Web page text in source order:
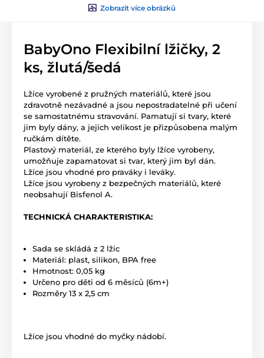
Zobrazit více obrázků
BabyOno Flexibilní lžičky, 2
ks, žlutá/šedá
Lžíce vyrobené z pružných materiálů, které jsou
zdravotně nezávadné a jsou nepostradatelné při učení
se samostatnému stravování. Pamatují si tvary, které
jim byly dány, a jejich velikost je přizpůsobena malým
ručkám dítěte.
Plastový materiál, ze kterého byly lžíce vyrobeny,
umožňuje zapamatovat si tvar, který jim byl dán.
Lžíce jsou vhodné pro praváky i leváky.
Lžíce jsou vyrobeny z bezpečných materiálů, které
neobsahují Bisfenol A.
TECHNICKÁ CHARAKTERISTIKA:
Sada se skládá z 2 lžic
Materiál: plast, silikon, BPA free
Hmotnost: 0,05 kg
Určeno pro děti od 6 měsíců (6m+)
Rozměry 13 x 2,5 cm
Lžíce jsou vhodné do myčky nádobí.